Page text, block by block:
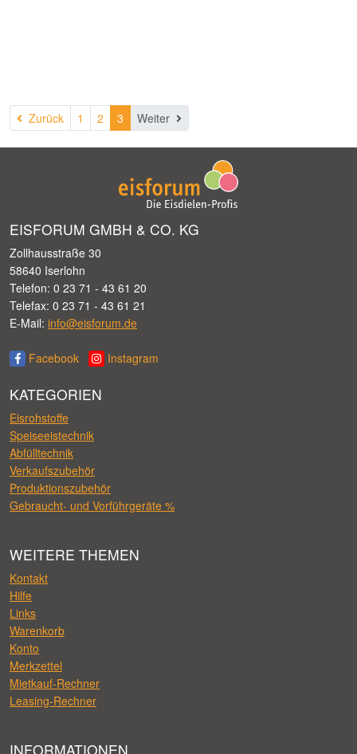
ZurückZurück
1 2 3 Weiter
EISFORUM GMBH & CO. KG
Zollhausstraße 30
58640 Iserlohn
Telefon: 0 23 71 - 43 61 20
Telefax: 0 23 71 - 43 61 21
E-Mail: info@eisforum.de
Facebook Instagram
KATEGORIEN
Eisrohstoffe
Speiseeistechnik
Abfülltechnik
Verkaufszubehör
Produktionszubehör
Gebraucht- und Vorführgeräte %
WEITERE THEMEN
Kontakt
Hilfe
Links
Warenkorb
Konto
Merkzettel
Mietkauf-Rechner
Leasing-Rechner
INFORMATIONEN